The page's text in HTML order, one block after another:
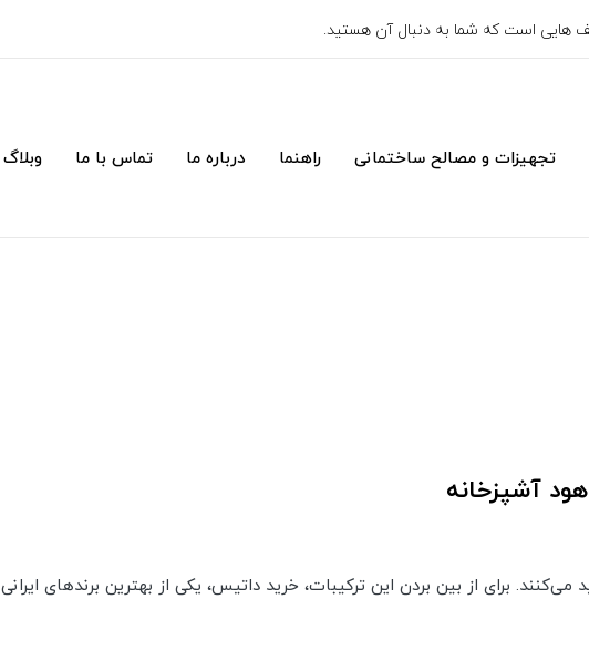
هایی است که شما به دنبال آن هستید.
تجهیزات و مصالح ساختمانی راهنما درباره ما تماس با ما وبلاگ
آشپزخانه
می‌کنند. برای از بین بردن این ترکیبات، خرید داتیس، یکی از بهترین برندهای ایرانی